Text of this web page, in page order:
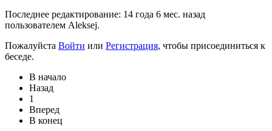
Последнее редактирование: 14 года 6 мес. назад
пользователем Aleksej.
Пожалуйста Войти или Регистрация, чтобы присоединиться к
беседе.
В начало
Назад
1
Вперед
В конец